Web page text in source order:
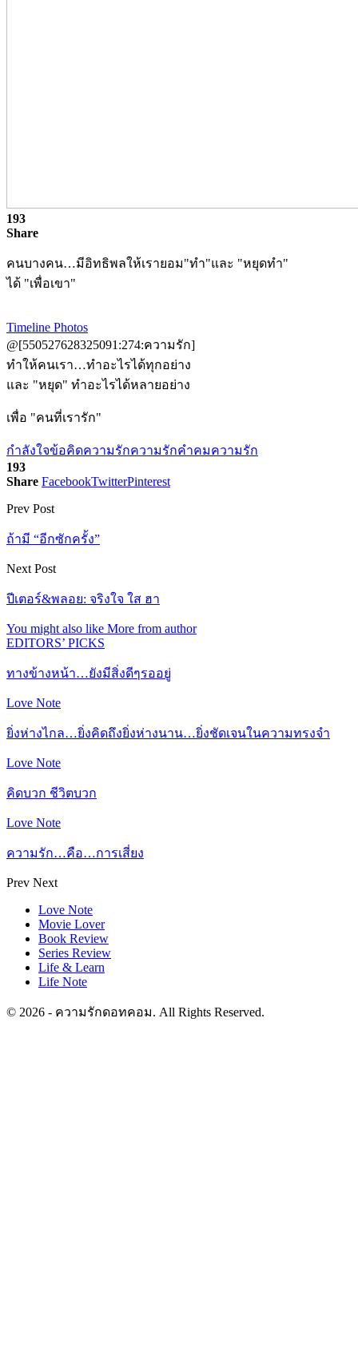
193
Share
คนบางคน…มีอิทธิพลให้เรายอม"ทำ"และ "หยุดทำ"
ได้ "เพื่อเขา"
Timeline Photos
@[550527628325091:274:ความรัก]
ทำให้คนเรา…ทำอะไรได้ทุกอย่าง
และ "หยุด" ทำอะไรได้หลายอย่าง
เพื่อ "คนที่เรารัก"
กำลังใจข้อคิดความรักความรักคำคมความรัก
193
Share FacebookTwitterPinterest
Prev Post
ถ้ามี “อีกซักครั้ง”
Next Post
ปีเตอร์&พลอย: จริงใจ ใส ฮา
You might also like More from author
EDITORS’ PICKS
ทางข้างหน้า…ยังมีสิ่งดีๆรออยู่
Love Note
ยิ่งห่างไกล…ยิ่งคิดถึงยิ่งห่างนาน…ยิ่งชัดเจนในความทรงจำ
Love Note
คิดบวก ชีวิตบวก
Love Note
ความรัก…คือ…การเสี่ยง
Prev Next
Love Note
Movie Lover
Book Review
Series Review
Life & Learn
Life Note
© 2026 - ความรักดอทคอม. All Rights Reserved.